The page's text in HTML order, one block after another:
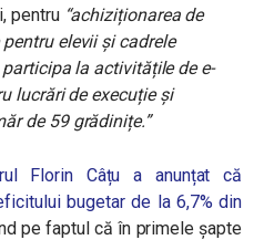
pentru “achiziționarea de
elevii și cadrele
la activitățile de e-
lucrări de execuție și
de 59 grădinițe.”
Florin Câțu a anunțat că
bugetar de la 6,7% din
pe faptul că în primele șapte